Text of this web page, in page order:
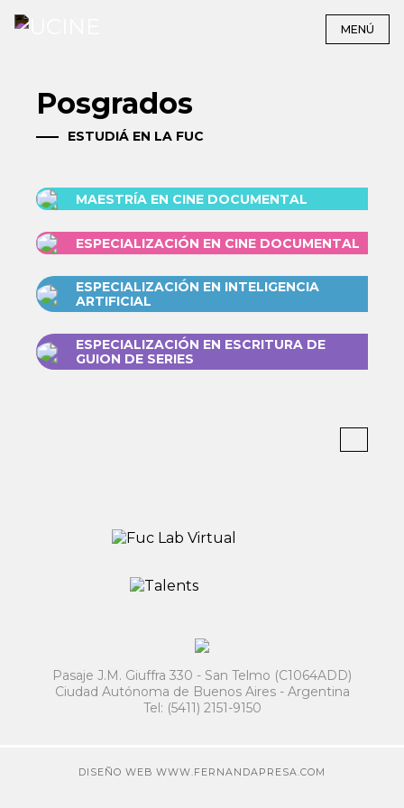
MENÚ
Posgrados
ESTUDIÁ EN LA FUC
MAESTRÍA EN CINE DOCUMENTAL
ESPECIALIZACIÓN EN CINE DOCUMENTAL
ESPECIALIZACIÓN EN INTELIGENCIA
ARTIFICIAL
ESPECIALIZACIÓN EN ESCRITURA DE
GUION DE SERIES
Pasaje J.M. Giuffra 330 - San Telmo (C1064ADD)
Ciudad Autónoma de Buenos Aires - Argentina
Tel: (5411) 2151-9150
DISEÑO WEB WWW.FERNANDAPRESA.COM